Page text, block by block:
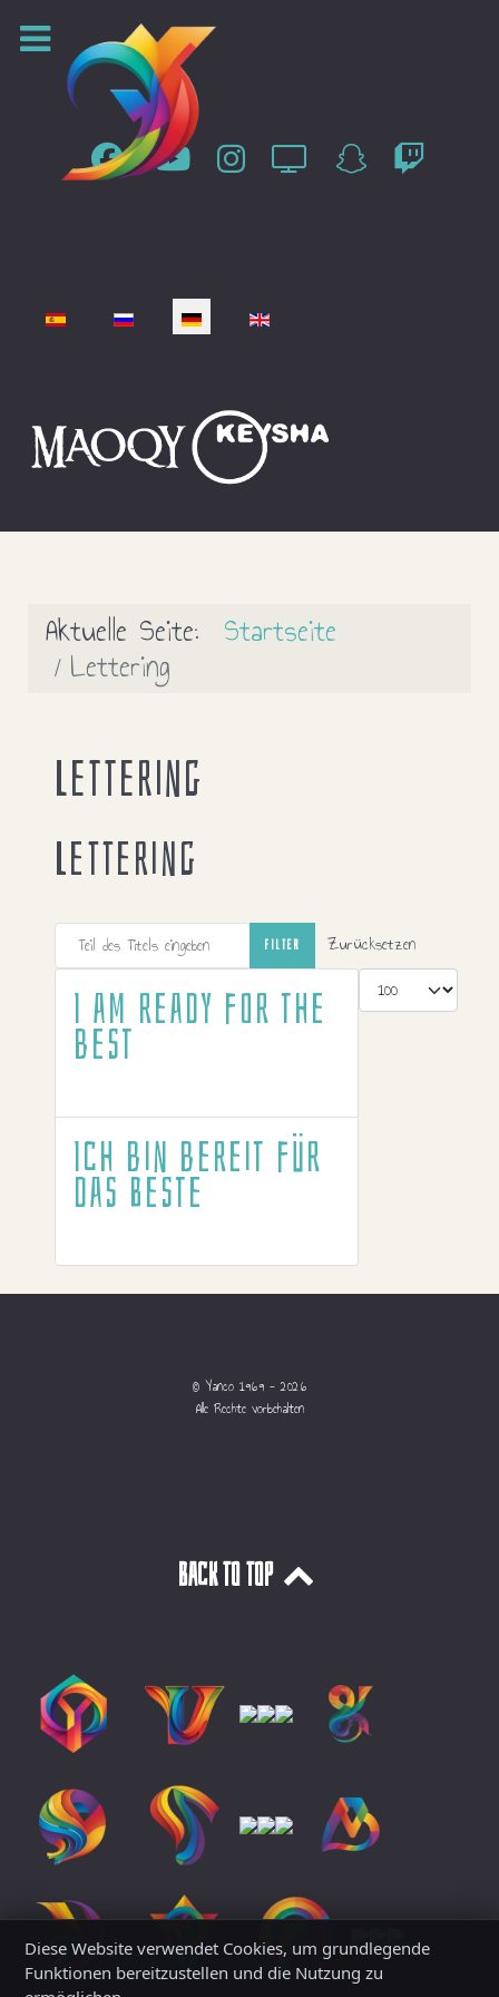
Sprache auswählen
Aktuelle Seite: Startseite
Lettering
Lettering
Lettering
Teil des Titels eingeben
FILTER Zurücksetzen
Anzeige #
I am ready for the
best
Ich bin bereit für
das Beste
© Yanco 1969 - 2026
Alle Rechte vorbehalten
Back to top
Diese Website verwendet Cookies, um grundlegende
Funktionen bereitzustellen und die Nutzung zu